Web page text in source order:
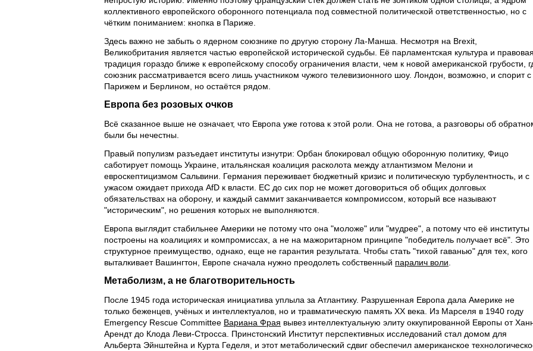
коллективного европейского оборонного потенциала под совместной политической ответственностью, но с
чётким пониманием: кнопка в Париже.
Здесь важно не забыть о ядерном союзнике по другую сторону Ла-Манша. Несмотря на Brexit,
Великобритания является частью европейской исторической судьбы. Её парламентская культура и
традиция гораздо ближе к европейскому способу ограничения власти, чем к новой американской грубости,
союзник рассматривается всего лишь участником чужого телевизионного шоу. Лондон, возможно, и спорит с
Парижем и Берлином, но остаётся рядом.
Европа без розовых очков
Всё сказанное выше не означает, что Европа уже готова к этой роли. Она не готова, а разговоры об
были бы нечестны.
Правый популизм разъедает институты изнутри: Орбан блокировал общую оборонную политику, Фицо
саботирует помощь Украине, итальянская коалиция расколота между атлантизмом Мелони и
евроскептицизмом Сальвини. Германия переживает бюджетный кризис и политическую турбулентность, и с
ужасом ожидает прихода AfD к власти. ЕС до сих пор не может договориться об общих долговых
обязательствах на оборону, и каждый саммит заканчивается компромиссом, который все называют
"историческим", но решения которых не выполняются.
Европа выглядит стабильнее Америки не потому что она "моложе" или "мудрее", а потому что её институты
построены на коалициях и компромиссах, а не на мажоритарном принципе "победитель получает всё". Это
структурное преимущество, однако, еще не гарантия результата. Чтобы стать "тихой гаванью" для тех, кого
выталкивает Вашингтон, Европе сначала нужно преодолеть собственный паралич воли
Метаболизм, а не благотворительность
После 1945 года историческая инициатива уплыла за Атлантику. Разрушенная Европа дала Америке не
только беженцев, учёных и интеллектуалов, но и травматическую память XX века. Из Марселя в 1940 году
Emergency Rescue Committee Вариана Фрая вывез интеллектуальную элиту оккупированной Европы от
Арендт до Клода Леви-Стросса. Принстонский Институт перспективных исследований стал домом для
Альберта Эйнштейна и Курта Геделя, и этот метаболический сдвиг обеспечил американское